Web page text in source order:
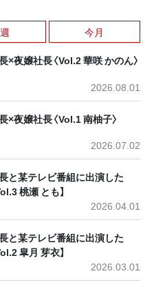
今月
×夜嬢社長〈Vol.2 華咲 かのん〉
2026.08.01
×夜嬢社長〈Vol.1 南柚子〉
2026.07.02
と某テレビ番組に出演した
桃瀬 とも】
2026.04.01
と某テレビ番組に出演した
皐月 芽衣】
2026.03.01